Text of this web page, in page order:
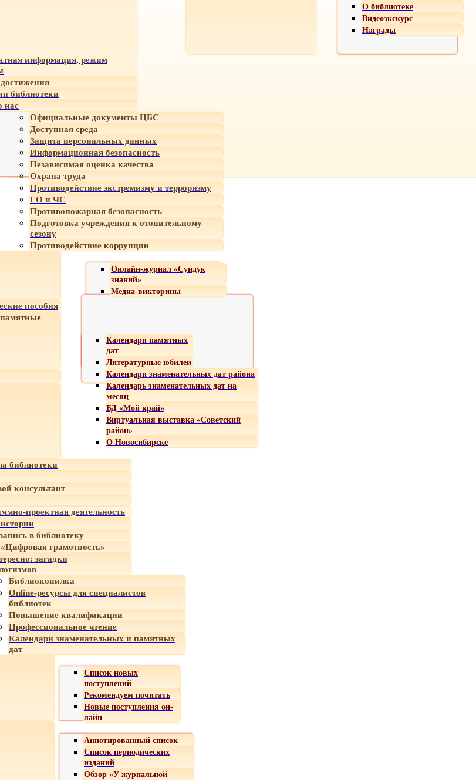
О библиотеке
Видеоэкскурс
Награды
информация, режим
библиотеки
нас
Официальные документы ЦБС
Доступная среда
Защита персональных данных
Информационная безопасность
Независимая оценка качества
Охрана труда
Противодействие экстремизму и терроризму
ГО и ЧС
Противопожарная безопасность
Подготовка учреждения к отопительному
сезону
Противодействие коррупции
Онлайн-журнал «Сундук
знаний»
Медиа-викторины
пособия
Календари памятных
дат
Литературные юбилеи
Календари знаменательных дат района
Календарь знаменательных дат на
месяц
БД «Мой край»
Виртуальная выставка «Советский
район»
О Новосибирске
библиотеки
консультант
проектная деятельность
в библиотеку
грамотность»
загадки
Библиокопилка
Online-ресурсы для специалистов
библиотек
Повышение квалификации
Профессиональное чтение
Календари знаменательных и памятных
дат
Список новых
поступлений
Рекомендуем почитать
Новые поступления он-
лайн
Аннотированный список
Список периодических
изданий
Обзор «У журнальной